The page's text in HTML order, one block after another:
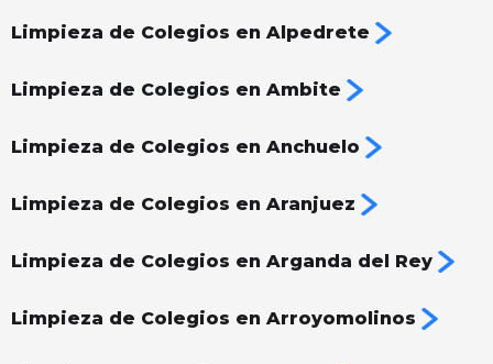
Limpieza de Colegios en Alpedrete
Limpieza de Colegios en Ambite
Limpieza de Colegios en Anchuelo
Limpieza de Colegios en Aranjuez
Limpieza de Colegios en Arganda del Rey
Limpieza de Colegios en Arroyomolinos